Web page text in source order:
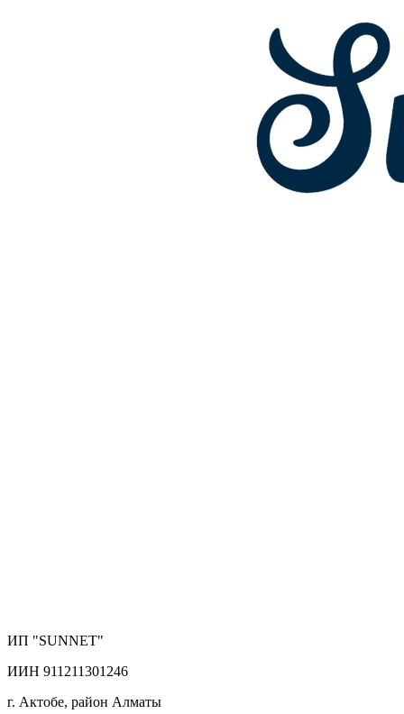
ИП "SUNNET"
ИИН 911211301246
г. Актобе, район Алматы